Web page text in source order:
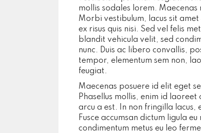
mollis sodales lorem.
Morbi vestibulum, lacus sit
ex risus quis nisi. Sed vel felis
blandit vehicula velit, sed
nunc. Duis ac libero convallis,
tempor, elementum sem non,
feugiat.
Maecenas posuere id elit eget
Phasellus mollis, enim id
arcu a est. In non fringilla lacus,
Fusce accumsan dictum ligula
condimentum metus eu leo